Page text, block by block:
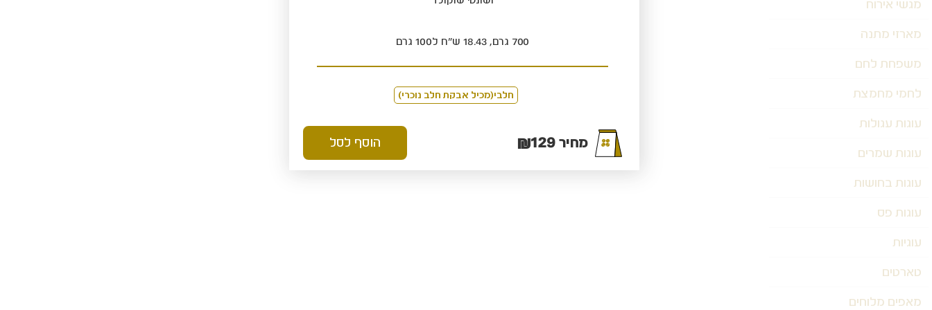
מגשי אירוח
מארזי מתנה
משפחת לחם
לחמי מחמצת
עוגות עגולות
עוגות שמרים
עוגות בחושות
עוגות פס
עוגיות
טארטים
מאפים מלוחים
700 גרם, 18.43 ש"ח ל100 גרם
חלבי(מכיל אבקת חלב נוכרי)
הוסף לסל מחיר129
₪